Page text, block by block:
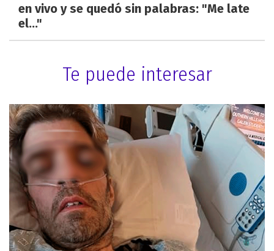
en vivo y se quedó sin palabras: "Me late
el..."
Te puede interesar